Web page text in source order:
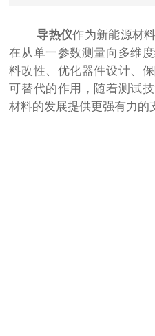
导热仪作为新能源材
在从单一参数测量向多维
料改性、优化器件设计、
可替代的作用，随着测试
材料的发展提供更强有力的